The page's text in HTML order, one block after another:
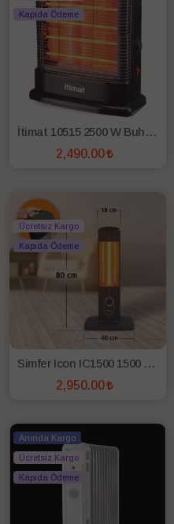
Kapıda Ödeme
İtimat 10515 2500 W Buharlı Quartz Isıtıcı
2,490.00
Ücretsiz Kargo
Kapıda Ödeme
Simfer Icon IC1500 1500 W Dikey Isıtıcı
2,950.00
SEPETE EKLE
Anında Kargo
Ücretsiz Kargo
Kapıda Ödeme